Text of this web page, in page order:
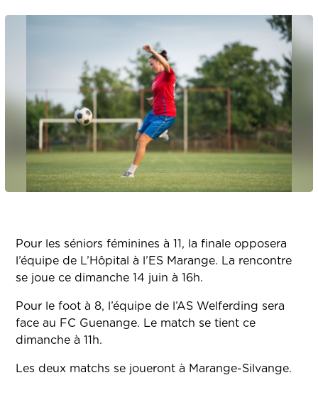
Pour les séniors féminines à 11, la finale opposera
l’équipe de L’Hôpital à l’ES Marange. La rencontre
se joue ce dimanche 14 juin à 16h.
Pour le foot à 8, l’équipe de l’AS Welferding sera
face au FC Guenange. Le match se tient ce
dimanche à 11h.
Les deux matchs se joueront à Marange-Silvange.